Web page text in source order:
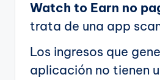
Watch to Earn no
trata de una app
Los ingresos que
aplicación no tienen